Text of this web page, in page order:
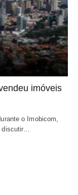
imóveis
o Imobicom,